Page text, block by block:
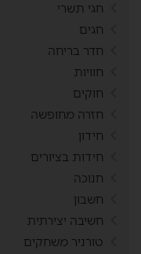
חגי תשרי
חגים
חדר בריחה
חוויות
חוקים
חזרה מחופשה
חידון
חידות בציורים
חנוכה
חשבון
חשיבה יצירתית
טורניר משחקים